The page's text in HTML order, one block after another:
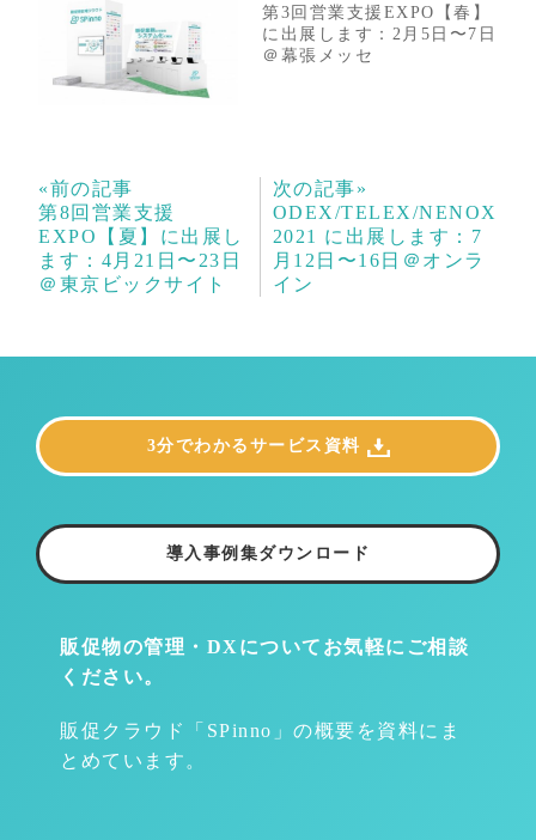
第3回営業支援EXPO【春】
に出展します：2月5日〜7日
＠幕張メッセ
«前の記事
第8回営業支援
EXPO【夏】に出展し
ます：4月21日〜23日
＠東京ビックサイト
次の記事»
ODEX/TELEX/NENOX
2021 に出展します：7
月12日〜16日＠オンラ
イン
販促物の管理・DXについて お気軽にご相談
ください。
販促クラウド「SPinno」の概要を資料にま
とめています。
3分でわかるサービス資料
導入事例集ダウンロード